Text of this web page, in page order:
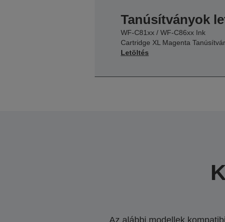
Tanúsítványok
WF-C81xx / WF-C86xx Ink
Cartridge XL Magenta
Letöltés
Az alábbi modellek